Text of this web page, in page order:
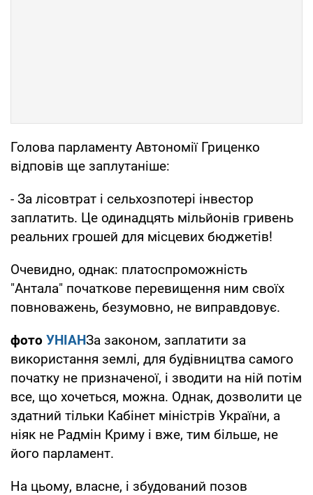
Голова парламенту Автономії Гриценко
відповів ще заплутаніше:
- За лісовтрат і сельхозпотері інвестор
заплатить. Це одинадцять мільйонів гривень
реальних грошей для місцевих бюджетів!
Очевидно, однак: платоспроможність
"Антала" початкове перевищення ним своїх
повноважень, безумовно, не виправдовує.
фото УНІАНЗа законом, заплатити за
використання землі, для будівництва самого
початку не призначеної, і зводити на ній потім
все, що хочеться, можна. Однак, дозволити це
здатний тільки Кабінет міністрів України, а
ніяк не Радмін Криму і вже, тим більше, не
його парламент.
На цьому, власне, і збудований позов